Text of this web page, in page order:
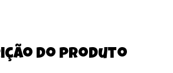
do produto